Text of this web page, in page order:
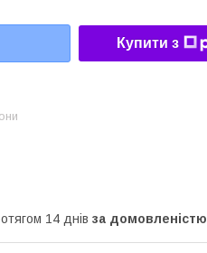
Купити з
14 днів за домовленістю